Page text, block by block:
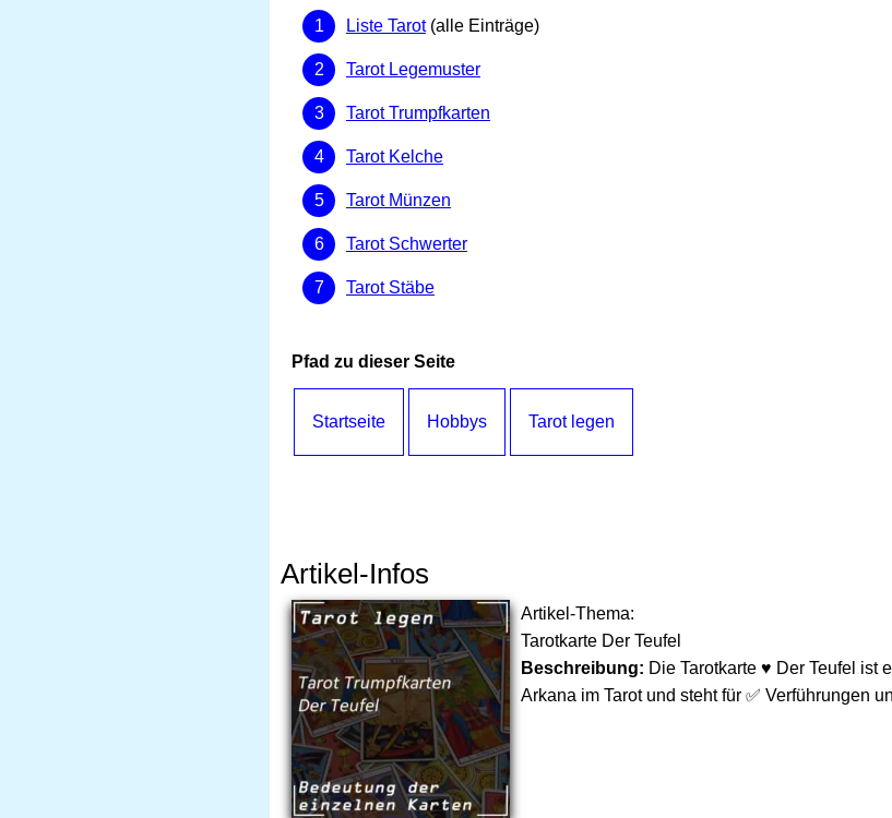
Liste Tarot(alle Einträge)
Tarot Legemuster
Tarot Trumpfkarten
Tarot Kelche
Tarot Münzen
Tarot Schwerter
Tarot Stäbe
Pfad zu dieser Seite
Startseite Hobbys Tarot legen
Artikel-Infos
Artikel-Thema:
Tarotkarte Der Teufel
Beschreibung: Die Tarotkarte ♥ Der Teufel ist
Arkana im Tarot und steht für ✅ Verführungen